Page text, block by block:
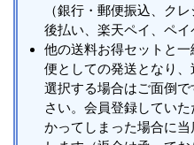
（銀行・郵便振込、ク
後払い、楽天ペイ、ペイ
他の送料お得セットと
便としての発送となり
選択する場合はご面倒
さい。会員登録してい
かってしまった場合に